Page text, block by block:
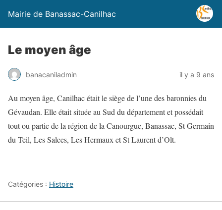
Mairie de Banassac-Canilhac
Le moyen âge
banacaniladmin il y a 9 ans
Au moyen âge, Canilhac était le siège de l’une des baronnies du
Gévaudan. Elle était située au Sud du département et possédait
tout ou partie de la région de la Canourgue, Banassac, St Germain
du Teil, Les Salces, Les Hermaux et St Laurent d’Olt.
Catégories : Histoire